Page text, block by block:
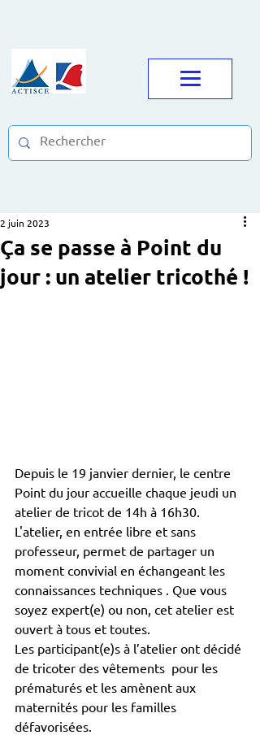
Ça se passe à Point du
jour : un atelier tricothé !
2 juin 2023
Depuis le 19 janvier dernier, le centre
Point du jour accueille chaque jeudi un
atelier de tricot de 14h à 16h30.
L'atelier, en entrée libre et sans
professeur, permet de partager un
moment convivial en échangeant les
connaissances techniques . Que vous
soyez expert(e) ou non, cet atelier est
ouvert à tous et toutes.
Les participant(e)s à l’atelier ont décidé
de tricoter des vêtements  pour les
prématurés et les amènent aux
maternités pour les familles
défavorisées.